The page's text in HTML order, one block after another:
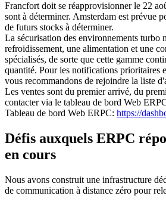
Francfort doit se réapprovisionner le 22
sont à déterminer. Amsterdam est prévue
de futurs stocks à déterminer.
La sécurisation des environnements turbo
refroidissement, une alimentation et une
spécialisés, de sorte que cette gamme
quantité. Pour les notifications prioritaires
vous recommandons de rejoindre la liste
Les ventes sont du premier arrivé, du
contacter via le tableau de bord Web
Tableau de bord Web ERPC: https://
Défis auxquels ERPC
en cours
Nous avons construit une infrastructure
de communication à distance zéro pour